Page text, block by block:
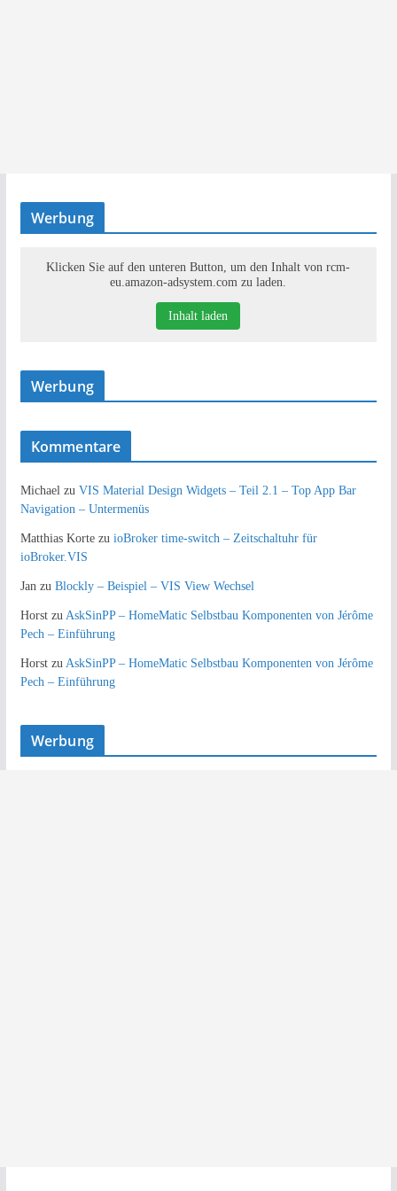
Werbung
Klicken Sie auf den unteren Button, um den Inhalt von rcm-
eu.amazon-adsystem.com zu laden.
Inhalt laden
Werbung
Kommentare
Michaelzu VIS Material Design Widgets – Teil 2.1 – Top App Bar
Navigation – Untermenüs
Matthias Kortezu ioBroker time-switch – Zeitschaltuhr für
ioBroker.VIS
Janzu Blockly – Beispiel – VIS View Wechsel
Horstzu AskSinPP – HomeMatic Selbstbau Komponenten von Jérôme
Pech – Einführung
Horstzu AskSinPP – HomeMatic Selbstbau Komponenten von Jérôme
Pech – Einführung
Werbung